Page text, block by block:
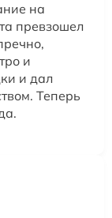
на
превзошел
и
и дал
Теперь